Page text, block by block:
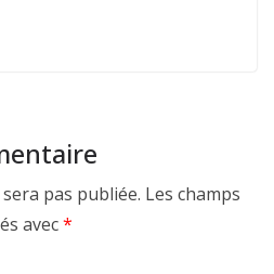
pas publiée. Les champs
avec*